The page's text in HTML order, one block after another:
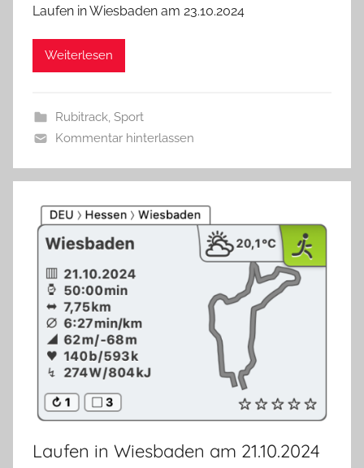
Laufen in Wiesbaden am 23.10.2024
Weiterlesen
Rubitrack, Sport
Kommentar hinterlassen
Laufen in Wiesbaden am 21.10.2024